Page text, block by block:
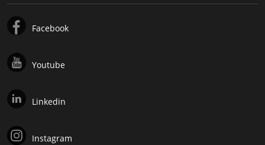
Facebook
Youtube
Linkedin
Instagram